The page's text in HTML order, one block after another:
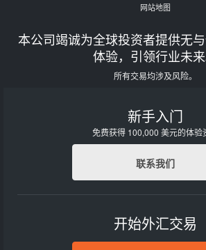
网站地图
本公司竭诚为全球投资者提供无
体验，引领行业未来
所有交易均涉及风险。
新手入门
免费获得 100,000 美元的体验
联系我们
开始外汇交易